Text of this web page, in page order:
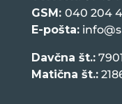
GSM: 040 204
E-pošta:
Davčna št.:
Matična št.: